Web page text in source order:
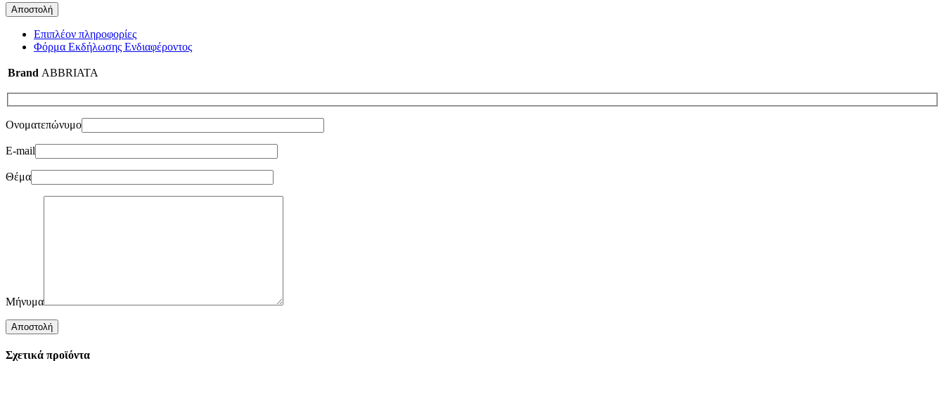
Επιπλέον πληροφορίες
Φόρμα Εκδήλωσης Ενδιαφέροντος
Brand ABBRIATA
Ονοματεπώνυμο
E-mail
Θέμα
Μήνυμα
Σχετικά προϊόντα